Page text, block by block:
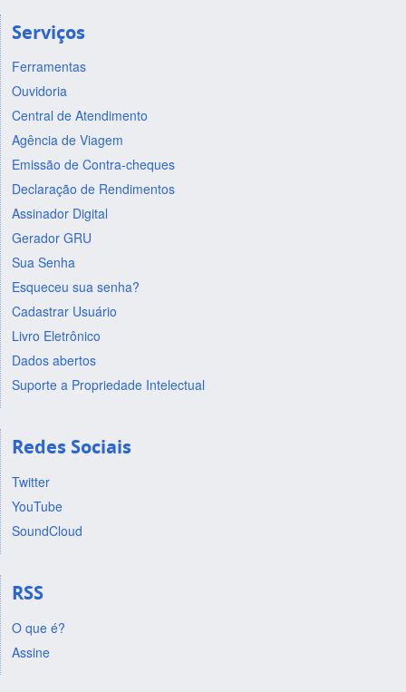
Serviços
Ferramentas
Ouvidoria
Central de Atendimento
Agência de Viagem
Emissão de Contra-cheques
Declaração de Rendimentos
Assinador Digital
Gerador GRU
Sua Senha
Esqueceu sua senha?
Cadastrar Usuário
Livro Eletrônico
Dados abertos
Suporte a Propriedade Intelectual
Redes Sociais
Twitter
YouTube
SoundCloud
RSS
O que é?
Assine